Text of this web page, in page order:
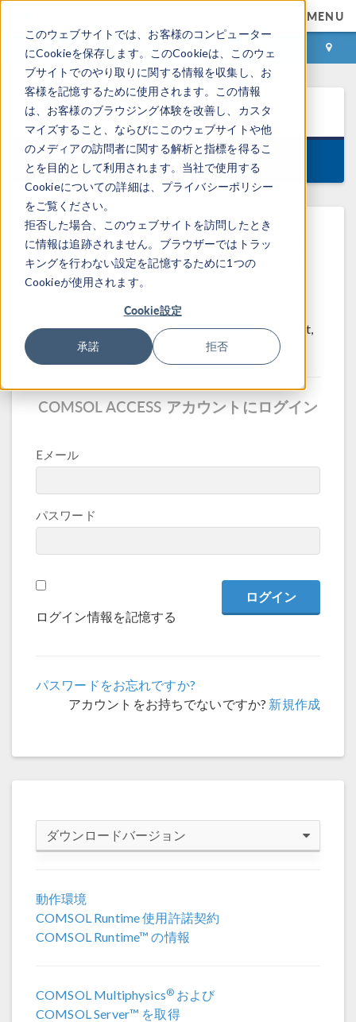
このウェブサイトでは、お客様のコンピューター
にCookieを保存します。このCookieは、このウェ
ブサイトでのやり取りに関する情報を収集し、お
客様を記憶するために使用されます。この情報
は、お客様のブラウジング体験を改善し、カスタ
マイズすること、ならびにこのウェブサイトや他
のメディアの訪問者に関する解析と指標を得るこ
とを目的として利用されます。当社で使用する
Cookieについての詳細は、プライバシーポリシー
をご覧ください。
拒否した場合、このウェブサイトを訪問したとき
に情報は追跡されません。ブラウザーではトラッ
キングを行わない設定を記憶するために1つの
Cookieが使用されます。
Cookie設定
承諾 拒否
MENU
ログイン お問い合わせ
COMSOL Runtime™5.6
Version 5.6.0.280, November 11, 2020
To download COMSOL Runtime™, please log into
your COMSOL Access account. You will need an
on-subscription COMSOL Compiler license
If you do not yet have a COMSOL Access account,
create one now
COMSOL ACCESS アカウントにログイン
Eメール
パスワード
ログイン情報を記憶する
パスワードをお忘れですか?
アカウントをお持ちでないですか? 新規作成
ダウンロードバージョン
COMSOL 6.3
COMSOL 6.2 Update 3(6.2.0.415)
動作環境
COMSOL Runtime 使用許諾契約
COMSOL Runtime™ の情報
COMSOL Multiphysics® および
COMSOL Server™ を取得